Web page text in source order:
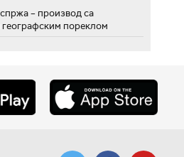
– производ са
пореклом